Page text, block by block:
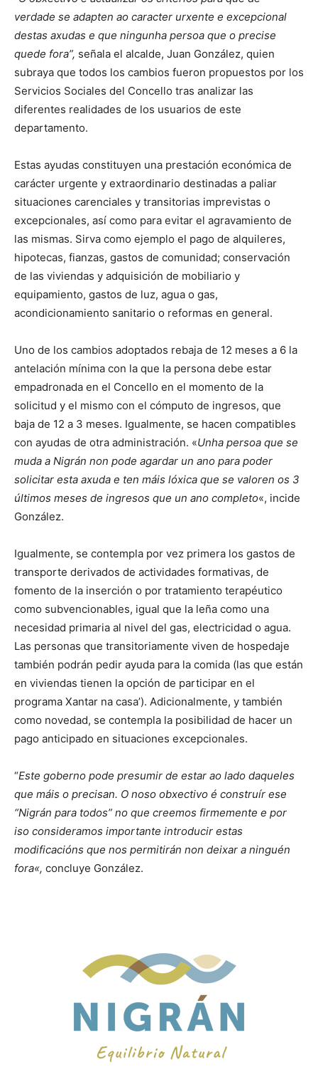
verdade se adapten ao caracter urxente e excepcional
destas axudas e que ningunha persoa que o precise
quede fora”, señala el alcalde, Juan González, quien
subraya que todos los cambios fueron propuestos por los
Servicios Sociales del Concello tras analizar las
diferentes realidades de los usuarios de este
departamento.
Estas ayudas constituyen una prestación económica de
carácter urgente y extraordinario destinadas a paliar
situaciones carenciales y transitorias imprevistas o
excepcionales, así como para evitar el agravamiento de
las mismas. Sirva como ejemplo el pago de alquileres,
hipotecas, fianzas, gastos de comunidad; conservación
de las viviendas y adquisición de mobiliario y
equipamiento, gastos de luz, agua o gas,
acondicionamiento sanitario o reformas en general.
Uno de los cambios adoptados rebaja de 12 meses a 6 la
antelación mínima con la que la persona debe estar
empadronada en el Concello en el momento de la
solicitud y el mismo con el cómputo de ingresos, que
baja de 12 a 3 meses. Igualmente, se hacen compatibles
con ayudas de otra administración. «Unha persoa que se
muda a Nigrán non pode agardar un ano para poder
solicitar esta axuda e ten máis lóxica que se valoren os 3
últimos meses de ingresos que un ano completo«, incide
González.
Igualmente, se contempla por vez primera los gastos de
transporte derivados de actividades formativas, de
fomento de la inserción o por tratamiento terapéutico
como subvencionables, igual que la leña como una
necesidad primaria al nivel del gas, electricidad o agua.
Las personas que transitoriamente viven de hospedaje
también podrán pedir ayuda para la comida (las que están
en viviendas tienen la opción de participar en el
programa Xantar na casa’). Adicionalmente, y también
como novedad, se contempla la posibilidad de hacer un
pago anticipado en situaciones excepcionales.
“Este goberno pode presumir de estar ao lado daqueles
que máis o precisan. O noso obxectivo é construír ese
“Nigrán para todos” no que creemos firmemente e por
iso consideramos importante introducir estas
modificacións que nos permitirán non deixar a ninguén
fora«, concluye González.